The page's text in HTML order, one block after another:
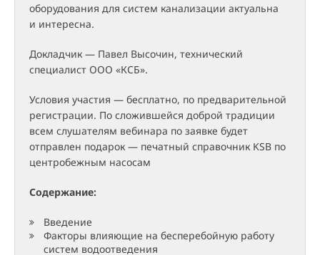
оборудования для систем канализации актуальна
и интересна.
Докладчик — Павел Высочин, технический
специалист ООО «КСБ».
Условия участия — бесплатно, по предварительной
регистрации. По сложившейся доброй традиции
всем слушателям вебинара по заявке будет
отправлен подарок — печатный справочник KSB по
центробежным насосам
Содержание:
Введение
Факторы влияющие на бесперебойную работу
систем водоотведения